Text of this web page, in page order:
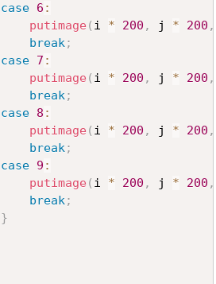
case 6 :
putimage( i * 200 , j * 200 ,
break;
case 7 :
putimage( i * 200 , j * 200 ,
break;
case 8 :
putimage( i * 200 , j * 200 ,
break;
case 9 :
putimage( i * 200 , j * 200 ,
break;
}